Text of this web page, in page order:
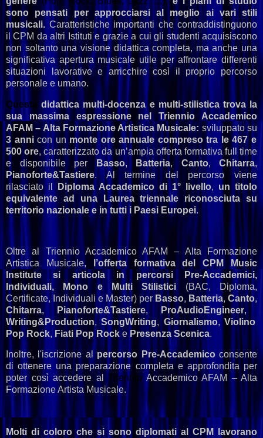
sono pensati per approcciarsi al meglio ai vari stili
musicali. Caratteristiche importanti che contraddistinguono
il CPM da altri Istituti e grazie a cui gli studenti acquisiscono
non soltanto una visione didattica completa, ma anche una
significativa apertura musicale utile per affrontare differenti
situazioni lavorative e arricchire così il proprio percorso
personale e umano.
Questa
didattica multi-docenza e multi-stilistica trova la
sua massima espressione nel Triennio Accademico
AFAM – Alta Formazione Artistica Musicale: sviluppato su
3 annicon un monte ore annuale compreso tra le 467 e
500 ore, caratterizzato da un’ampia offerta formativa full time
e disponibile per
Basso, Batteria, Canto, Chitarra,
Pianoforte&Tastiere. Al termine del percorso viene
rilasciato il
Diploma Accademico di 1° livello, un titolo
equivalente ad una Laurea triennale riconosciuta su
territorio nazionale e in tutti i Paesi Europei.
Oltre al Triennio Accademico AFAM – Alta Formazione
Artistica Musicale, l’offerta formativa del CPM Music
Institute si articola in percorsi Pre-Accademici,
Individuali, Mono e Multi Stilistici (BAC, Diploma,
Certificate, Individuali e Master) per Basso, Batteria, Canto,
Chitarra, Pianoforte&Tastiere, ProAudioEngineer,
Writing&Production, SongWriting, Giornalismo, Violino
Pop Rock, Fiati Pop Rock e Presenza Scenica.
Inoltre, l'iscrizione al percorso Pre-Accademicoconsente
di ottenere una preparazione completa e approfondita per
poter così accedere alTriennio Accademico AFAM – Alta
Formazione Artista Musicale.
Molti di coloro che si sono diplomati al CPM lavorano